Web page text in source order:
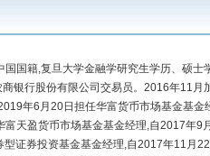
国国籍,复旦大学金融学研究生学历、硕士
银行股份有限公司交易员。2016年11月
年6月20日担任华富货币市场基金基金
天盈货币市场基金基金经理,自2017年9
型证券投资基金基金经理,自2017年11月